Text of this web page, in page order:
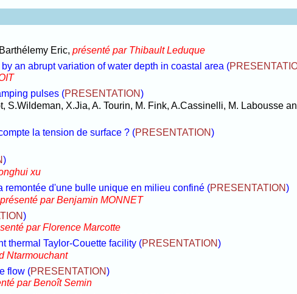
Eric, présenté par Thibault Leduque
an abrupt variation of water depth in coastal area (
pulses (PRESENTATION)
X.Jia, A. Tourin, M. Fink, A.Cassinelli, M. Labousse
la tension de surface ? (PRESENTATION)
)
xu
remontée d'une bulle unique en milieu confiné (PRESENTATION)
présenté par Benjamin MONNET
)
par Florence Marcotte
thermal Taylor-Couette facility (PRESENTATION)
Ntarmouchant
flow (PRESENTATION)
par Benoît Semin